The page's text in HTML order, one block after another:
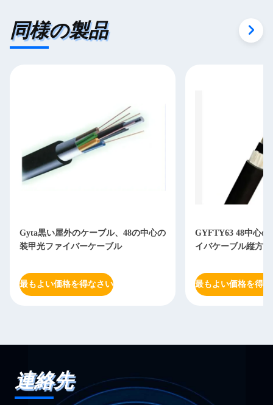
同様の製品
Gyta黒い屋外のケーブル、48の中心の
装甲光ファイバーケーブル
最もよい価格を得なさい
GYFTY63 48中心
イバケーブル縦方
最もよい価格を得
連絡先